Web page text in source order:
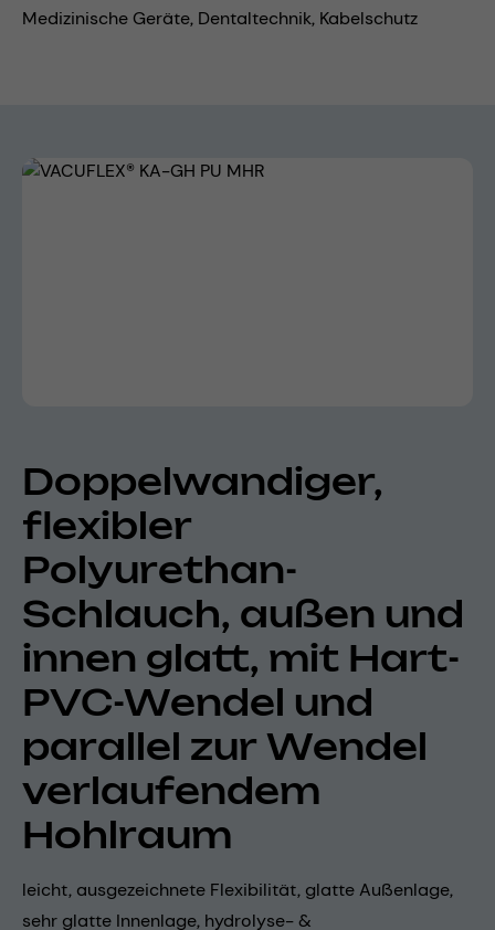
Medizinische Geräte, Dentaltechnik, Kabelschutz
Bildergalerie überspringen
Doppelwandiger,
flexibler
Polyurethan-
Schlauch, außen und
innen glatt, mit Hart-
PVC-Wendel und
parallel zur Wendel
verlaufendem
Hohlraum
leicht, ausgezeichnete Flexibilität, glatte Außenlage,
sehr glatte Innenlage, hydrolyse- &